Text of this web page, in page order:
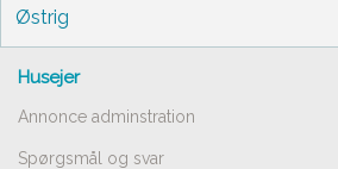
Østrig
Husejer
Annonce adminstration
Spørgsmål og svar